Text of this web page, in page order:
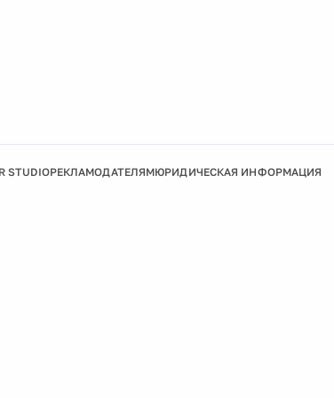
STUDIOРЕКЛАМОДАТЕЛЯМЮРИДИЧЕСКАЯ ИНФОРМАЦИЯ